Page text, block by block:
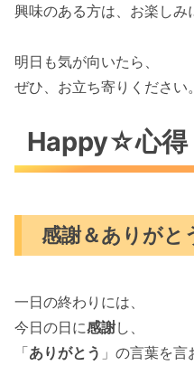
興味のある方は、お楽しみ
明日も気が向いたら、
ぜひ、お立ち寄りください。
Happy☆心得
感謝＆ありがと
一日の終わりには、
今日の日に感謝し、
「ありがとう 」の言葉を言